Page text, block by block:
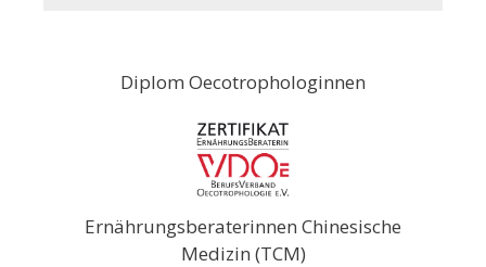
Diplom Oecotrophologinnen
Ernährungsberaterinnen Chinesische
Medizin (TCM)